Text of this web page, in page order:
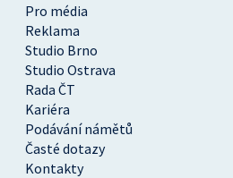
Pro média
Reklama
Studio Brno
Studio Ostrava
Rada ČT
Kariéra
Podávání námětů
Časté dotazy
Kontakty